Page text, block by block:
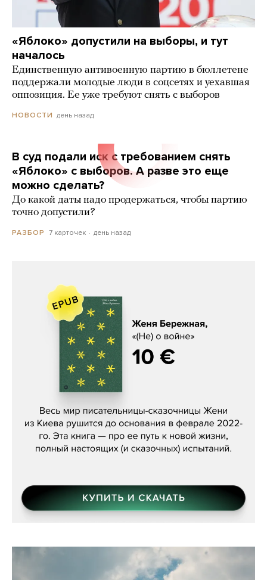
«Яблоко» допустили на выборы, и тут
началось
Единственную антивоенную партию в бюллетене
поддержали молодые люди в соцсетях и уехавшая
оппозиция. Ее уже требуют снять с выборов
НОВОСТИ день назад
В суд подали иск с требованием снять
«Яблоко» с выборов. А разве это еще
можно сделать?
До какой даты надо продержаться, чтобы партию
точно допустили?
РАЗБОР 7 карточек день назад
Женя Бережная, «(Не) о войне»